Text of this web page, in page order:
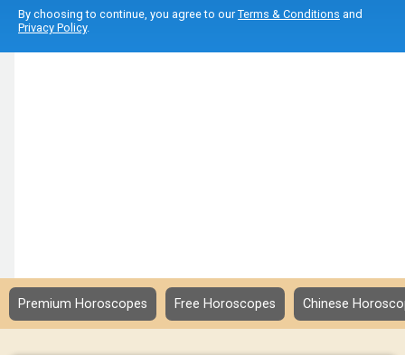
By choosing to continue, you agree to ourTerms & Conditions and
Privacy Policy.
Premium Horoscopes Free Horoscopes Chinese